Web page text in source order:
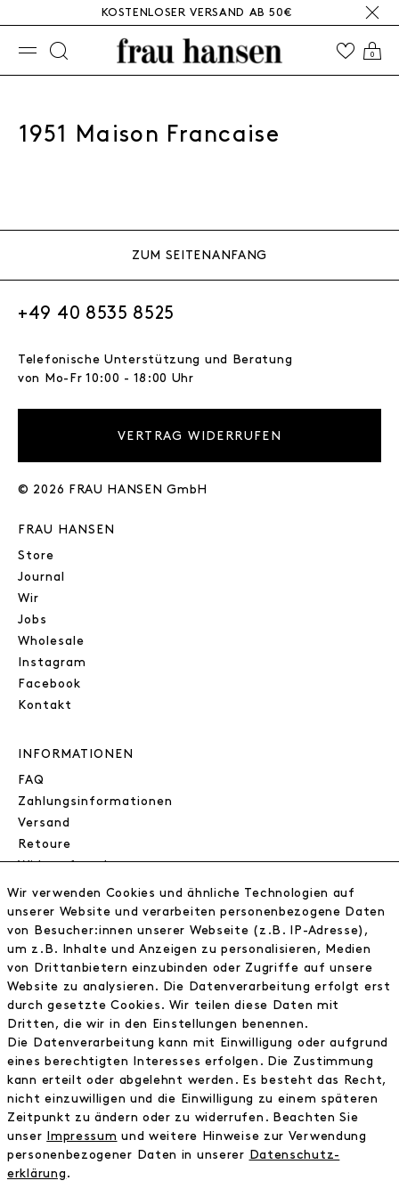
KOSTENLOSER VERSAND AB 50€
0
☰
1951 Maison Francaise
ZUM SEITENANFANG
+49 40 8535 8525
Telefonische Unterstützung und Beratung
von Mo-Fr 10:00 - 18:00 Uhr
VERTRAG WIDERRUFEN
© 2026 FRAU HANSEN GmbH
FRAU HANSEN
Store
Journal
Wir
Jobs
Wholesale
Instagram
Facebook
Kontakt
INFORMATIONEN
FAQ
Zahlungsinformationen
Versand
Retoure
Widerrufsrecht
Datenschutz
AGB
Impressum
NEWSLETTER
Erhalte exklusive Neuigkeiten!
Ich bestätige die Datenschutzbestimmung
* inkl. MwSt. zzgl. Versandkosten
Wir verwenden Cookies und ähnliche Technologien auf
unserer Website und verarbeiten personenbezogene Daten
von Besucher:innen unserer Webseite (z.B. IP-Adresse),
um z.B. Inhalte und Anzeigen zu personalisieren, Medien
von Drittanbietern einzubinden oder Zugriffe auf unsere
Website zu analysieren. Die Datenverarbeitung erfolgt erst
durch gesetzte Cookies. Wir teilen diese Daten mit
Dritten, die wir in den Einstellungen benennen.
Die Datenverarbeitung kann mit Einwilligung oder aufgrund
eines berechtigten Interesses erfolgen. Die Zustimmung
kann erteilt oder abgelehnt werden. Es besteht das Recht,
nicht einzuwilligen und die Einwilligung zu einem späteren
Zeitpunkt zu ändern oder zu widerrufen. Beachten Sie
unser
Impressum und weitere Hinweise zur Verwendung
personenbezogener Daten in unserer
Daten­schutz­
erklärung .